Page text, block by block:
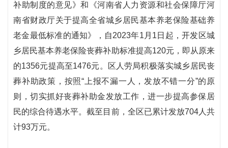
补助制度的意见》和《河南省人力资源和社会保障厅河
南省财政厅关于提高全省城乡居民基本养老保险基础养
老金最低标准的通知》，自2023年1月1日起，开发区城
乡居民基本养老保险丧葬补助标准提高120元，即从原来
的1356元提高至1476元。区人劳局积极落实城乡居民丧
葬补助政策，按照“上报不漏一人，发放不错一分”的原
则，切实抓好丧葬补助金发放工作，进一步提高参保居
民的综合待遇水平。截至目前，全区已累计发放704人共
计93万元。